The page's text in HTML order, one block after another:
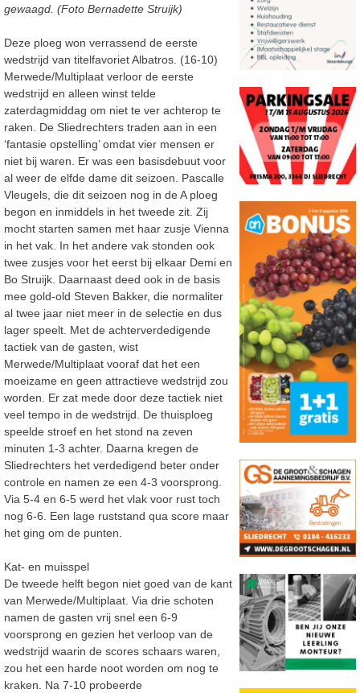
gewaagd. (Foto Bernadette Struijk)
Deze ploeg won verrassend de eerste
wedstrijd van titelfavoriet Albatros. (16-10)
Merwede/Multiplaat verloor de eerste
wedstrijd en alleen winst telde
zaterdagmiddag om niet te ver achterop te
raken. De Sliedrechters traden aan in een
‘fantasie opstelling’ omdat vier mensen er
niet bij waren. Er was een basisdebuut voor
al weer de elfde dame dit seizoen. Pascalle
Vleugels, die dit seizoen nog in de A ploeg
begon en inmiddels in het tweede zit. Zij
mocht starten samen met haar zusje Vienna
in het vak. In het andere vak stonden ook
twee zusjes voor het eerst bij elkaar Demi en
Bo Struijk. Daarnaast deed ook in de basis
mee gold-old Steven Bakker, die normaliter
al twee jaar niet meer in de selectie en dus
lager speelt. Met de achterverdedigende
tactiek van de gasten, wist
Merwede/Multiplaat vooraf dat het een
moeizame en geen attractieve wedstrijd zou
worden. Er zat mede door deze tactiek niet
veel tempo in de wedstrijd. De thuisploeg
speelde stroef en het stond na zeven
minuten 1-3 achter. Daarna kregen de
Sliedrechters het verdedigend beter onder
controle en namen ze een 4-3 voorsprong.
Via 5-4 en 6-5 werd het vlak voor rust toch
nog 6-6. Een lage ruststand qua score maar
het ging om de punten.
Kat- en muisspel
De tweede helft begon niet goed van de kant
van Merwede/Multiplaat. Via drie schoten
namen de gasten vrij snel een 6-9
voorsprong en gezien het verloop van de
wedstrijd waarin de scores schaars waren,
zou het een harde noot worden om nog te
kraken. Na 7-10 probeerde